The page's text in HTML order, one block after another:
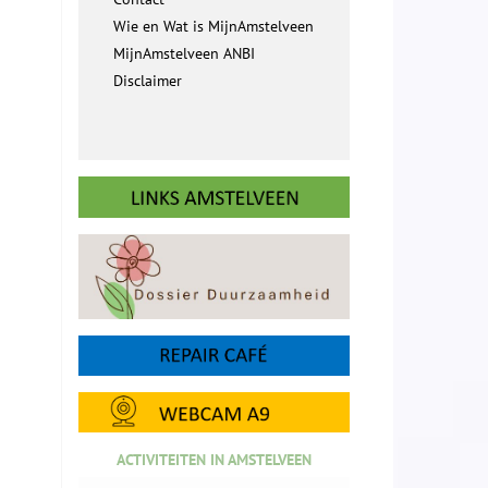
Wie en Wat is MijnAmstelveen
MijnAmstelveen ANBI
Disclaimer
ACTIVITEITEN IN AMSTELVEEN